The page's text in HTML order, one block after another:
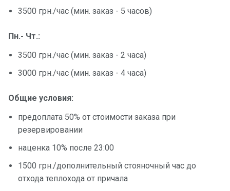
3500 грн./час (мин. заказ - 5 часов)
Пн.- Чт.:
3500 грн./час (мин. заказ - 2 часа)
3000 грн./час (мин. заказ - 4 часа)
Общие условия:
предоплата 50% от стоимости заказа при
резервировании
наценка 10% после 23:00
1500 грн./дополнительный стояночный час до
отхода теплохода от причала
Развле
Речные
и
Отзывы
Контакт
ы